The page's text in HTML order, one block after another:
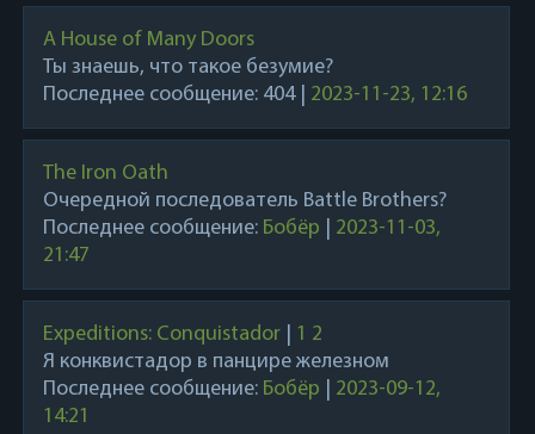
A House of Many Doors
Ты знаешь, что такое безумие?
Последнее сообщение: 404| 2023-11-23, 12:16
The Iron Oath
Очередной последователь Battle Brothers?
Последнее сообщение: Бобёр
2023-11-03,
21:47
Expeditions: Conquistador| 1 2
Я конквистадор в панцире железном
Последнее сообщение: Бобёр
2023-09-12,
14:21